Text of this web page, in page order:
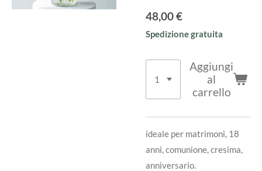
48,00 €
Spedizione gratuita
Aggiungi
al
carrello
ideale per matrimoni, 18
anni, comunione, cresima,
anniversario.